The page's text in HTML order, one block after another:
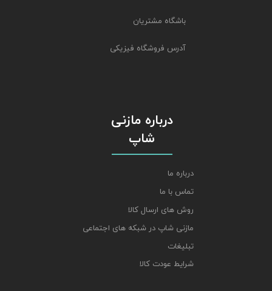
باشگاه مشتریان
آدرس فروشگاه فیزیکی
درباره مازنی
شاپ
درباره ما
تماس با ما
روش های ارسال کالا
مازنی شاپ در شبکه های اجتماعی
تبلیغات
شرایط عودت کالا